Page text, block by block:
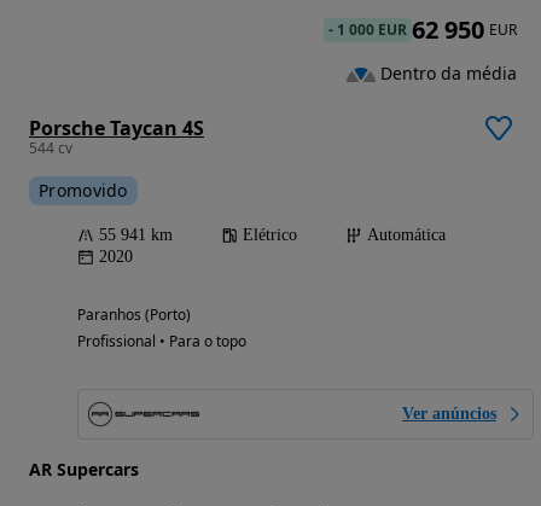
Porsche Taycan 4S
544 cv
Promovido
55 941 km Elétrico
Automática
2020
Paranhos (Porto)
Profissional • Para o topo
Ver anúncios
AR Supercars
- 1 000 EUR 62 950 EUR
Dentro da média